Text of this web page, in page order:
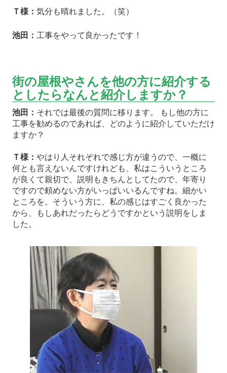
Ｔ様： 気分も晴れました。（笑）
池田： 工事をやって良かったです！
街の屋根やさんを他の方に紹介する
としたらなんと紹介しますか？
池田： それでは最後の質問に移ります。 もし他の方に
工事を勧めるのであれば、どのように紹介していただけ
ますか？
Ｔ様： やはり人それぞれで感じ方が違うので、一概に
何とも言えないんですけれども、私はこういうところ
が良くて親切で、説明もきちんとしてたので、年寄り
ですので頼めない方がいっぱいいるんですね。細かい
ところを。そういう方に、私の感じはすごく良かった
から、もしあれだったらどうですかという説明をしま
した。